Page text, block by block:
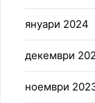
януари 2024
декември
ноември